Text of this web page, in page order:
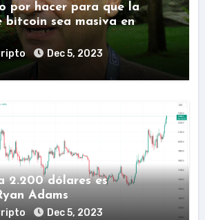
por hacer para que la
bitcoin sea masiva en
Dec 5, 2023
2.200 dólares es
Adams
Dec 5, 2023